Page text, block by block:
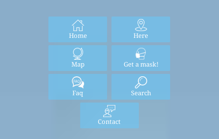
Home Here
Map Get a mask!
Faq Search
Contact